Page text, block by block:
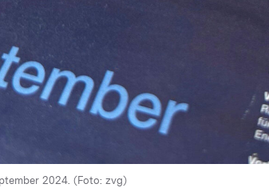
2024. (Foto: zvg)